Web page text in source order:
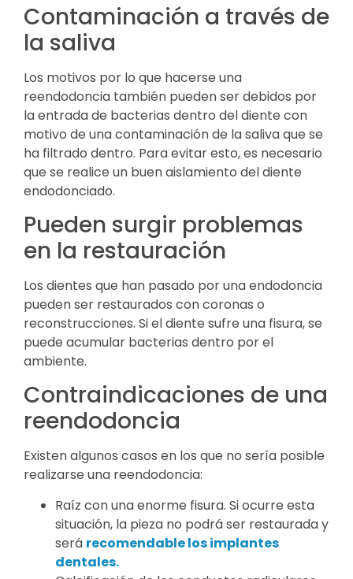
Contaminación a través de
la saliva
Los motivos por lo que hacerse una
reendodoncia también pueden ser debidos por
la entrada de bacterias dentro del diente con
motivo de una contaminación de la saliva que se
ha filtrado dentro. Para evitar esto, es necesario
que se realice un buen aislamiento del diente
endodonciado.
Pueden surgir problemas
en la restauración
Los dientes que han pasado por una endodoncia
pueden ser restaurados con coronas o
reconstrucciones. Si el diente sufre una fisura, se
puede acumular bacterias dentro por el
ambiente.
Contraindicaciones de una
reendodoncia
Existen algunos casos en los que no sería posible
realizarse una reendodoncia:
Raíz con una enorme fisura. Si ocurre esta
situación, la pieza no podrá ser restaurada y
será recomendable los implantes
dentales.